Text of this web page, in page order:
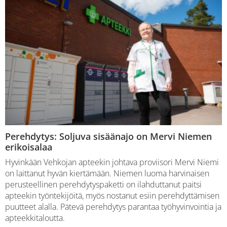
Perehdytys: Soljuva sisäänajo on Mervi Niemen
erikoisalaa
Hyvinkään Vehkojan apteekin johtava proviisori Mervi Niemi
on laittanut hyvän kiertämään. Niemen luoma harvinaisen
perusteellinen perehdytyspaketti on ilahduttanut paitsi
apteekin työntekijöitä, myös nostanut esiin perehdyttämisen
puutteet alalla. Pätevä perehdytys parantaa työhyvinvointia ja
apteekkitaloutta.